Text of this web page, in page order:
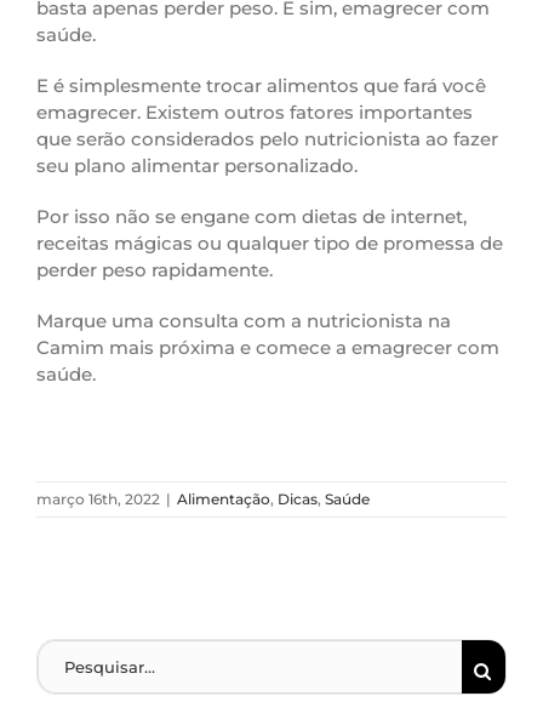
basta apenas perder peso. E sim, emagrecer com
saúde.
E é simplesmente trocar alimentos que fará você
emagrecer. Existem outros fatores importantes
que serão considerados pelo nutricionista ao fazer
seu plano alimentar personalizado.
Por isso não se engane com dietas de internet,
receitas mágicas ou qualquer tipo de promessa de
perder peso rapidamente.
Marque uma consulta com a nutricionista na
Camim mais próxima e comece a emagrecer com
saúde.
março 16th, 2022 | Alimentação, Dicas, Saúde